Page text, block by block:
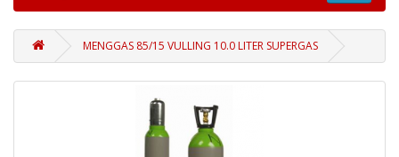
MENGGAS 85/15 VULLING 10.0 LITER SUPERGAS